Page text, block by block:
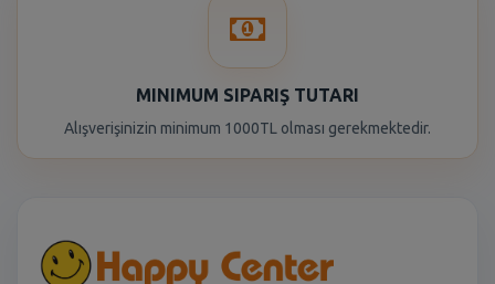
MINIMUM SIPARIŞ TUTARI
Alışverişinizin minimum 1000TL olması gerekmektedir.